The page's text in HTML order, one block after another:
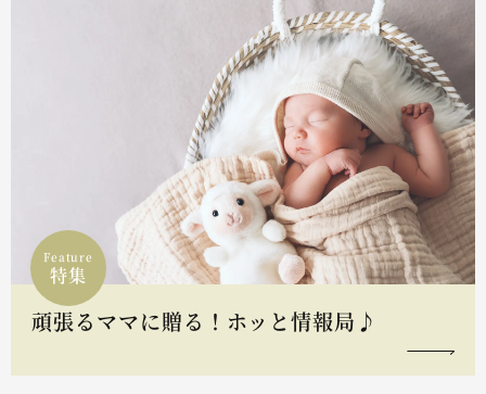
Feature
特集
頑張るママに贈る！ホッと情報局♪